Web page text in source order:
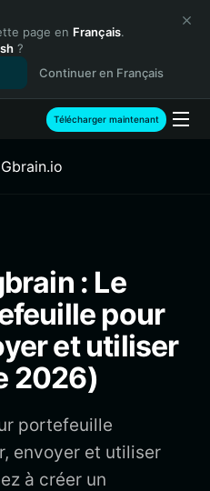
page en Français.
?
Continuer en Français
Télécharger maintenant
: Le
pour
et utiliser
2026)
portefeuille
envoyer et utiliser
à créer un